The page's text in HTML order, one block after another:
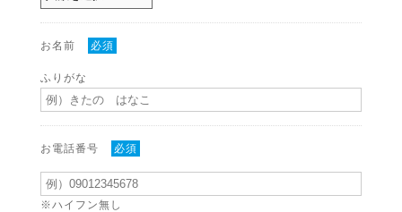
お名前 必須
ふりがな
お電話番号 必須
※ハイフン無し